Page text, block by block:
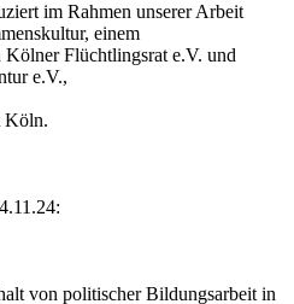
im Rahmen unserer Arbeit
einem
Flüchtlingsrat e.V. und
e.V.,
Köln.
von politischer Bildungsarbeit in